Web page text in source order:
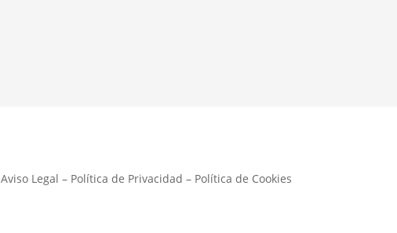
Aviso Legal – Política de Privacidad – Política de Cookies